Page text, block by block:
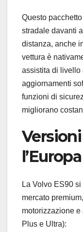
Questo
stradale davanti
distanza, anche
vettura è
assistita di livello
aggiornamenti
funzioni di
migliorano
l’Europa
La Volvo ES90
mercato
motorizzazione
Plus e Ultra):